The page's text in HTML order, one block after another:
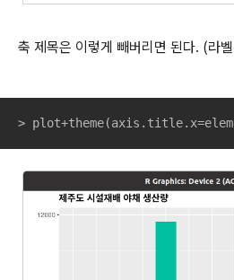
축 제목은 이렇게 빼버리면 된다. (라
>